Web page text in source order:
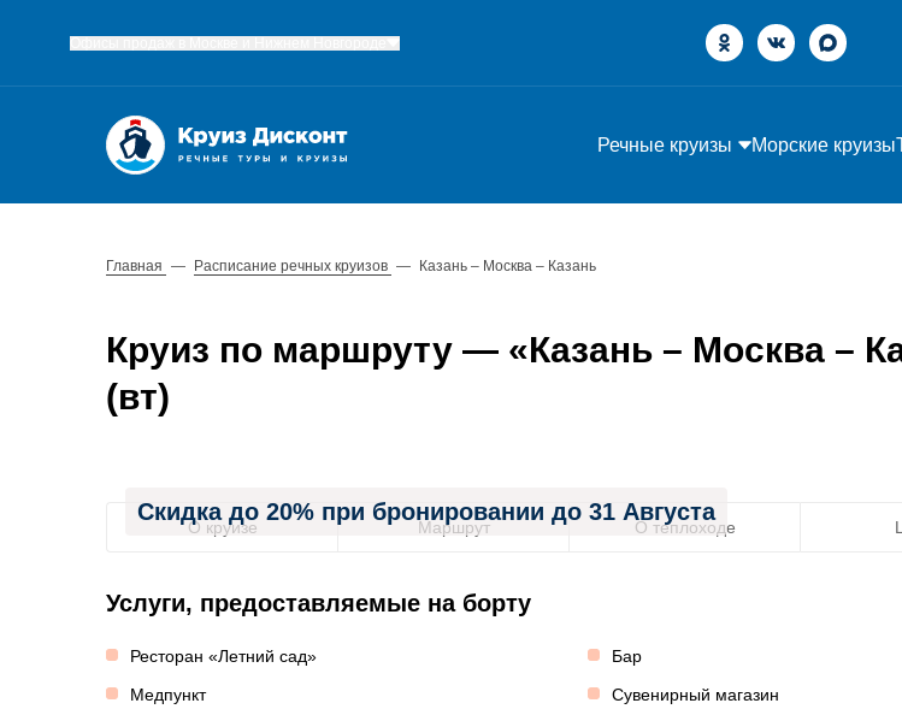
Речные круизы Морские круизы
Главная — Расписание речных круизов — Казань – Москва – Казань
Круиз по маршруту — «Казань – Москва –
(вт)
Скидка до 20% при бронировании до 31 Августа
О круизе Маршрут О теплоходе
Услуги, предоставляемые на борту
Ресторан «Летний сад»
Бар
Медпункт
Сувенирный магазин